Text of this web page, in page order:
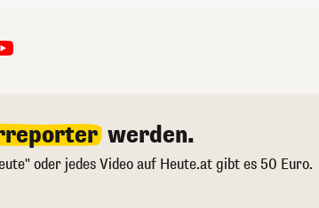
werden.
oder jedes Video auf Heute.at gibt es 50 Euro.